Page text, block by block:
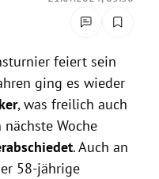
feiert sein
ging es wieder
, was freilich auch
Woche
. Auch an
58-jährige